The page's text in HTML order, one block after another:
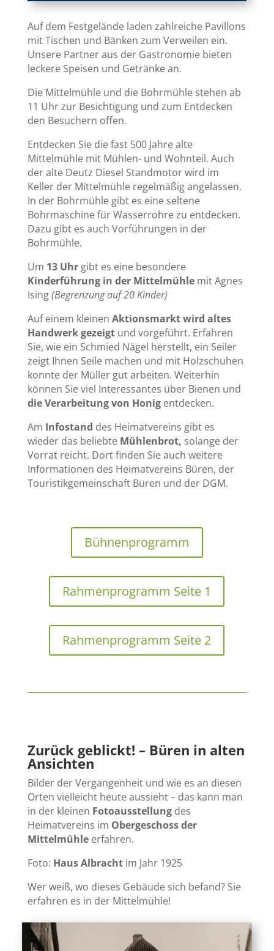
Auf dem Festgelände laden zahlreiche Pavillons
mit Tischen und Bänken zum Verweilen ein.
Unsere Partner aus der Gastronomie bieten
leckere Speisen und Getränke an.
Die Mittelmühle und die Bohrmühle stehen ab
11 Uhr zur Besichtigung und zum Entdecken
den Besuchern offen.
Entdecken Sie die fast 500 Jahre alte
Mittelmühle mit Mühlen- und Wohnteil. Auch
der alte Deutz Diesel Standmotor wird im
Keller der Mittelmühle regelmäßig angelassen.
In der Bohrmühle gibt es eine seltene
Bohrmaschine für Wasserrohre zu entdecken.
Dazu gibt es auch Vorführungen in der
Bohrmühle.
Um 13 Uhrgibt es eine besondere
Kinderführung in der Mittelmühlemit Agnes
Ising(Begrenzung auf 20 Kinder)
Auf einem kleinen Aktionsmarkt wird altes
Handwerk gezeigtund vorgeführt. Erfahren
Sie, wie ein Schmied Nägel herstellt, ein Seiler
zeigt Ihnen Seile machen und mit Holzschuhen
konnte der Müller gut arbeiten. Weiterhin
können Sie viel Interessantes über Bienen und
die Verarbeitung von Honigentdecken.
Am Infostand des Heimatvereins gibt es
wieder das beliebte Mühlenbrot, solange der
Vorrat reicht. Dort finden Sie auch weitere
Informationen des Heimatvereins Büren, der
Touristikgemeinschaft Büren und der DGM.
Bühnenprogramm
Rahmenprogramm Seite 1
Rahmenprogramm Seite 2
Zurück geblickt! – Büren in alten
Ansichten
Bilder der Vergangenheit und wie es an diesen
Orten vielleicht heute aussieht – das kann man
in der kleinen Fotoausstellungdes
Heimatvereins im Obergeschoss der
Mittelmühleerfahren.
Foto: Haus Albrachtim Jahr 1925
Wer weiß, wo dieses Gebäude sich befand? Sie
erfahren es in der Mittelmühle!